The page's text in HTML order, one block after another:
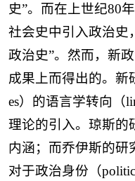
史”。而在上世纪80
社会史中引入政治史
政治史”。然而，新
成果上而得出的。新
es）的语言学转向（
理论的引入。琼斯的
内涵；而乔伊斯的研
对于政治身份（